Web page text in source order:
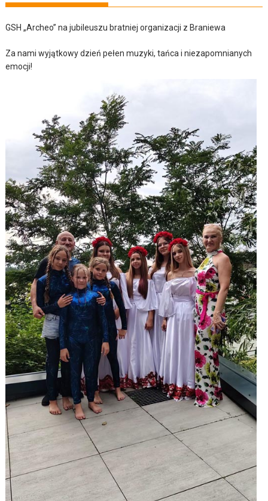
GSH „Archeo” na jubileuszu bratniej organizacji z Braniewa
Za nami wyjątkowy dzień pełen muzyki, tańca i niezapomnianych
emocji!